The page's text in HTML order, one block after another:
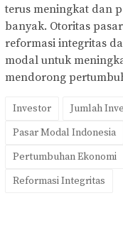
terus meningkat dan
banyak. Otoritas
reformasi integritas
modal untuk
mendorong
Investor Jumlah
Pasar Modal Indonesia
Pertumbuhan Ekonomi
Reformasi Integritas